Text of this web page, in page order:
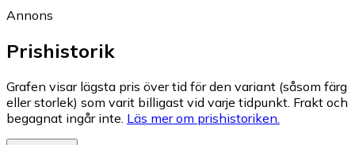
Annons
Prishistorik
Grafen visar lägsta pris över tid för den variant (såsom färg
eller storlek) som varit billigast vid varje tidpunkt. Frakt och
begagnat ingår inte. Läs mer om prishistoriken.